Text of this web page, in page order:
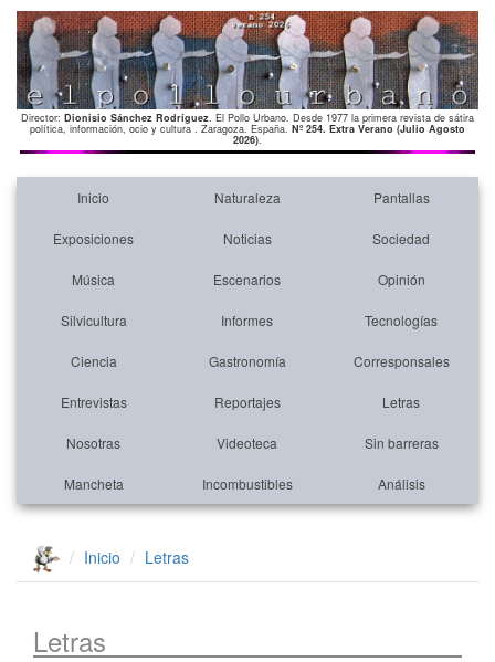
Director: Dionisio Sánchez Rodríguez. El Pollo Urbano. Desde 1977 la primera revista de sátira
política, información, ocio y cultura . Zaragoza. España. Nº 254. Extra Verano (Julio Agosto
2026).
Inicio Naturaleza Pantallas
Exposiciones Noticias Sociedad
Música Escenarios Opinión
Silvicultura Informes Tecnologías
Ciencia Gastronomía Corresponsales
Entrevistas Reportajes Letras
Nosotras Videoteca Sin barreras
Mancheta Incombustibles Análisis
Inicio Letras
Letras